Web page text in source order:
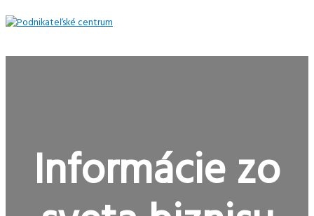
Preskočiť
na
Menu
Informácie zo